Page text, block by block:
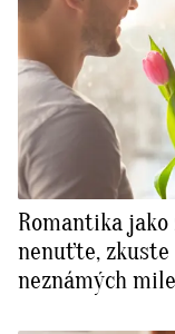
Romantika jako
nenuťte,
neznámých